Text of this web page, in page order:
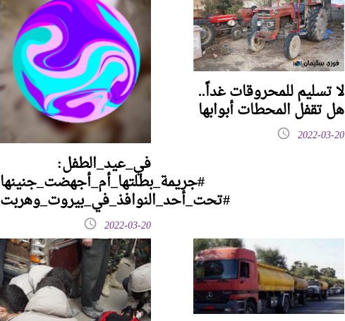
في_عيد_الطفل:
#جريمة_بطلتها_أم_أجهضت_جنينها
#تحت_أحد_النوافذ_في_بيروت_وهربت
2022-03-20
لا تسليم للمحروقات غداً..
هل تقفل المحطات أبوابها
2022-03-20